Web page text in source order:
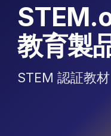
教育製
STEM 認証教